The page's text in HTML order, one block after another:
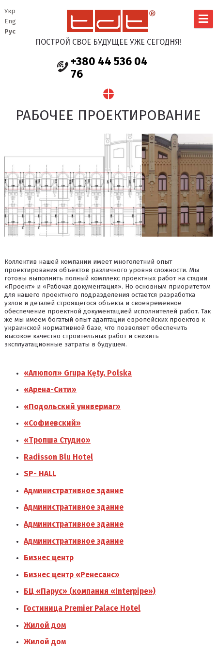
ПОСТРОЙ СВОЕ БУДУЩЕЕ УЖЕ СЕГОДНЯ!
+380 44 536 04
76
Укр
Eng
Рус
РАБОЧЕЕ ПРОЕКТИРОВАНИЕ
Коллектив нашей компании имеет многолетний опыт
проектирования объектов различного уровня сложности. Мы
готовы выполнить полный комплекс проектных работ на стадии
«Проект» и «Рабочая документация». Но основным приоритетом
для нашего проектного подразделения остается разработка
узлов и деталей строящегося объекта и своевременное
обеспечение проектной документацией исполнителей работ. Так
же мы имеем богатый опыт адаптации европейских проектов к
украинской нормативной базе, что позволяет обеспечить
высокое качество строительных работ и снизить
эксплуатационные затраты в будущем.
«Алюпол» Grupa Kęty, Polska
«Арена-Сити»
«Подольский универмаг»
«Софиевский»
«Тропша Студио»
Radisson Blu Hotel
SP- HALL
Административное здание
Административное здание
Административное здание
Административное здание
Бизнес центр
Бизнес центр «Ренесанс»
БЦ «Парус» (компания «Interpipe»)
Гостиница Premier Palace Hotel
Жилой дом
Жилой дом